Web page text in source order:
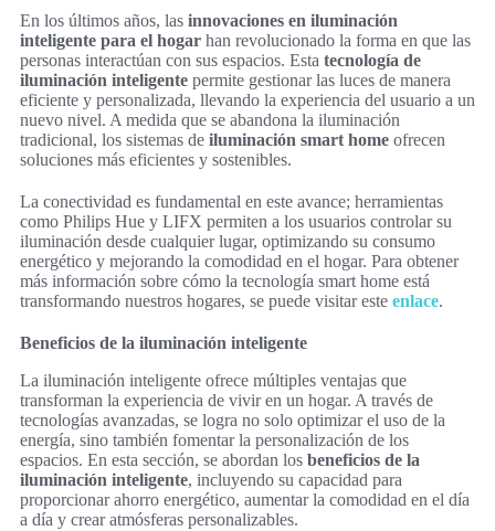
En los últimos años, las innovaciones en iluminación
inteligente para el hogar han revolucionado la forma en que las
personas interactúan con sus espacios. Esta tecnología de
iluminación inteligente permite gestionar las luces de manera
eficiente y personalizada, llevando la experiencia del usuario a un
nuevo nivel. A medida que se abandona la iluminación
tradicional, los sistemas de iluminación smart home ofrecen
soluciones más eficientes y sostenibles.
La conectividad es fundamental en este avance; herramientas
como Philips Hue y LIFX permiten a los usuarios controlar su
iluminación desde cualquier lugar, optimizando su consumo
energético y mejorando la comodidad en el hogar. Para obtener
más información sobre cómo la tecnología smart home está
transformando nuestros hogares, se puede visitar este enlace.
Beneficios de la iluminación inteligente
La iluminación inteligente ofrece múltiples ventajas que
transforman la experiencia de vivir en un hogar. A través de
tecnologías avanzadas, se logra no solo optimizar el uso de la
energía, sino también fomentar la personalización de los
espacios. En esta sección, se abordan los beneficios de la
iluminación inteligente, incluyendo su capacidad para
proporcionar ahorro energético, aumentar la comodidad en el día
a día y crear atmósferas personalizables.